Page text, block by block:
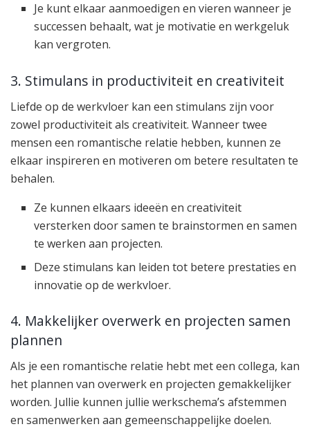
Je kunt elkaar aanmoedigen en vieren wanneer je
successen behaalt, wat je motivatie en werkgeluk
kan vergroten.
3. Stimulans in productiviteit en creativiteit
Liefde op de werkvloer kan een stimulans zijn voor
zowel productiviteit als creativiteit. Wanneer twee
mensen een romantische relatie hebben, kunnen ze
elkaar inspireren en motiveren om betere resultaten te
behalen.
Ze kunnen elkaars ideeën en creativiteit
versterken door samen te brainstormen en samen
te werken aan projecten.
Deze stimulans kan leiden tot betere prestaties en
innovatie op de werkvloer.
4. Makkelijker overwerk en projecten samen
plannen
Als je een romantische relatie hebt met een collega, kan
het plannen van overwerk en projecten gemakkelijker
worden. Jullie kunnen jullie werkschema’s afstemmen
en samenwerken aan gemeenschappelijke doelen.